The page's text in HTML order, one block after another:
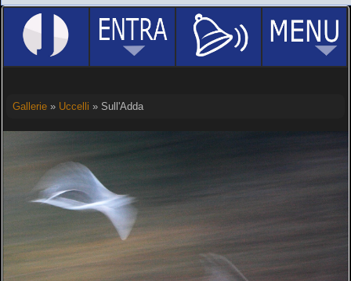
Gallerie» Uccelli » Sull'Adda